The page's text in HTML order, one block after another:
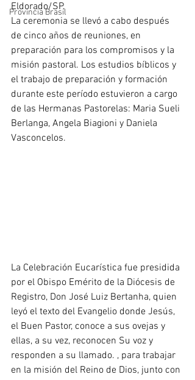
Provincia Brasil
Eldorado/SP.
La ceremonia se llevó a cabo después
de cinco años de reuniones, en
preparación para los compromisos y la
misión pastoral. Los estudios bíblicos y
el trabajo de preparación y formación
durante este período estuvieron a cargo
de las Hermanas Pastorelas: Maria Sueli
Berlanga, Angela Biagioni y Daniela
Vasconcelos.
La Celebración Eucarística fue presidida
por el Obispo Emérito de la Diócesis de
Registro, Don José Luiz Bertanha, quien
leyó el texto del Evangelio donde Jesús,
el Buen Pastor, conoce a sus ovejas y
ellas, a su vez, reconocen Su voz y
responden a su llamado. , para trabajar
en la misión del Reino de Dios, junto con